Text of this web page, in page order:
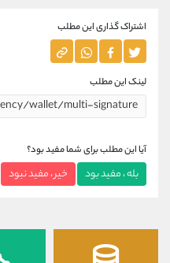
اشتراک گذاری این مطلب
لینک این مطلب
آیا این مطلب برای شما مفید بود؟
بله ، مفید بود خیر ، مفید نبود